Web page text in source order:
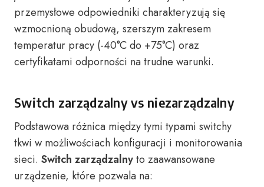
przemysłowe odpowiedniki charakteryzują się
wzmocnioną obudową, szerszym zakresem
temperatur pracy (-40°C do +75°C) oraz
certyfikatami odporności na trudne warunki.
Switch zarządzalny vs niezarządzalny
Podstawowa różnica między tymi typami switchy
tkwi w możliwościach konfiguracji i monitorowania
sieci. Switch zarządzalnyto zaawansowane
urządzenie, które pozwala na: